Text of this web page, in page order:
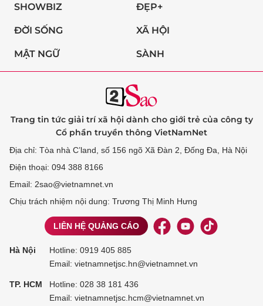
SHOWBIZ ĐẸP+
ĐỜI SỐNG XÃ HỘI
MẬT NGỮ SÀNH
Trang tin tức giải trí xã hội dành cho giới trẻ của công ty
Cổ phần truyền thông VietNamNet
Địa chỉ: Tòa nhà C’land, số 156 ngõ Xã Đàn 2, Đống Đa, Hà Nội
Điện thoại: 094 388 8166
Email: 2sao@vietnamnet.vn
Chịu trách nhiệm nội dung: Trương Thị Minh Hưng
LIÊN HỆ QUẢNG CÁO
Hà Nội Hotline: 0919 405 885
Email: vietnamnetjsc.hn@vietnamnet.vn
TP. HCM Hotline: 028 38 181 436
Email: vietnamnetjsc.hcm@vietnamnet.vn